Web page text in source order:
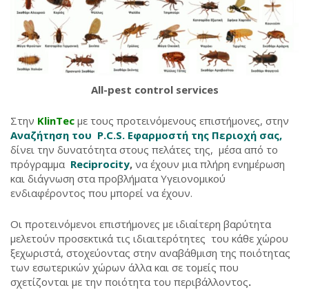
All-pest control services
Στην KlinTec με τους προτεινόμενους επιστήμονες, στην
Αναζήτηση του P.C.S. Εφαρμοστή της Περιοχή σας,
δίνει την δυνατότητα στους πελάτες της, μέσα από το
πρόγραμμα Reciprocity, να έχουν μια πλήρη ενημέρωση
και διάγνωση στα προβλήματα Υγειονομικού
ενδιαφέροντος που μπορεί να έχουν.
Οι προτεινόμενοι επιστήμονες με ιδιαίτερη βαρύτητα
μελετούν προσεκτικά τις ιδιαιτερότητες του κάθε χώρου
ξεχωριστά, στοχεύοντας στην αναβάθμιση της ποιότητας
των εσωτερικών χώρων άλλα και σε τομείς που
σχετίζονται με την ποιότητα του περιβάλλοντος.